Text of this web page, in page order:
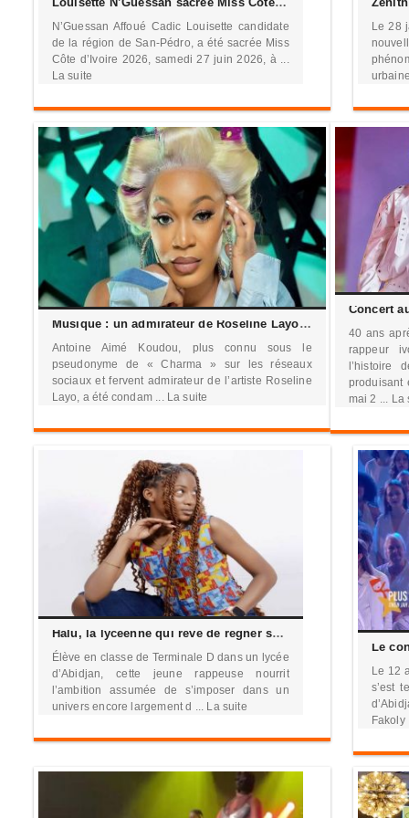
N’Guessan Affoué Cadic Louisette candidate
de la région de San-Pédro, a été sacrée Miss
Côte d’Ivoire 2026, samedi 27 juin 2026, à ...
La suite
Le 28
Musique : un admirateur de Roseline Layo écope d’un an de prison pour harcèlement envers Josey
Antoine Aimé Koudou, plus connu sous le
pseudonyme de « Charma » sur les réseaux
sociaux et fervent admirateur de l’artiste Roseline
Layo, a été condam ... La suite
40 ans
rappeur
l’histoire
produisant
mai 2 ... La
Halu, la lycéenne qui rêve de régner sur le rap ivoirien
Élève en classe de Terminale D dans un lycée
d’Abidjan, cette jeune rappeuse nourrit
l’ambition assumée de s’imposer dans un
univers encore largement d ... La suite
Le 12
s’est
Fakoly